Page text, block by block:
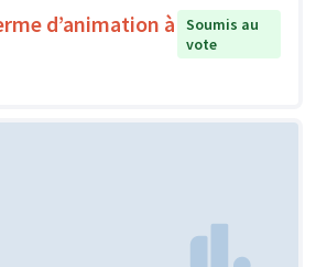
d’animation à
Soumis au
vote